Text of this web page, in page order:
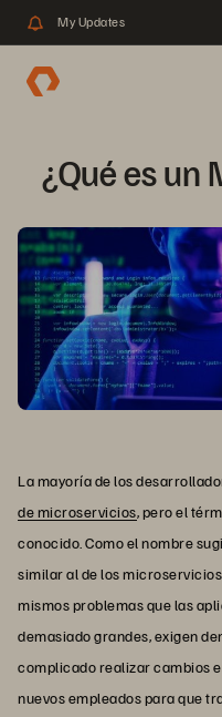
My Updates
¿Qué es un
La mayoría de los
de microservicios, pero el
conocido. Como el nombre
similar al de los
mismos problemas que las
demasiado grandes, exigen
complicado realizar cambios
nuevos empleados para que